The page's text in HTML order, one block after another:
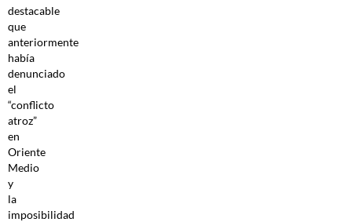
destacable
que
anteriormente
había
denunciado
el
“conflicto
atroz”
en
Oriente
Medio
y
la
imposibilidad